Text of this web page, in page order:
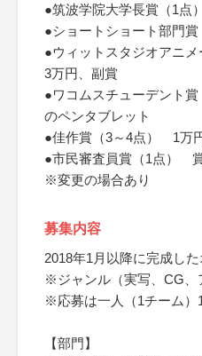
●筑波学院大学長賞（1
●ショートショート部門
●ウィットスタジオアニ
3万円、副賞
●ワコムスチューデント
のペンタブレット
●佳作賞（3～4点） 1万
●市民審査員賞（1点）
※変更の場合あり
募集内容
2018年1月以降に完成し
※ジャンル（実写、CG、
※応募は一人（1チーム）
【部門】